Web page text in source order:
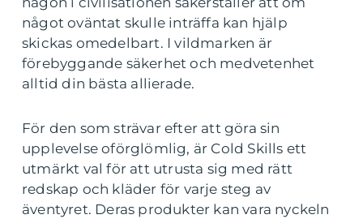
något oväntat skulle inträffa kan hjälp
skickas omedelbart. I vildmarken är
förebyggande säkerhet och medvetenhet
alltid din bästa allierade.
För den som strävar efter att göra sin
upplevelse oförglömlig, är Cold Skills ett
utmärkt val för att utrusta sig med rätt
redskap och kläder för varje steg av
äventyret. Deras produkter kan vara nyckeln